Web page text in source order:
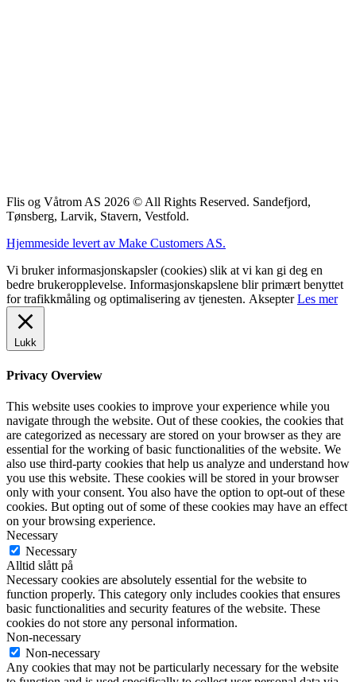
Flis og Våtrom AS 2026 © All Rights Reserved. Sandefjord,
Tønsberg, Larvik, Stavern, Vestfold.
Hjemmeside levert av Make Customers AS.
Vi bruker informasjonskapsler (cookies) slik at vi kan gi deg en
bedre brukeropplevelse. Informasjonskapslene blir primært benyttet
for trafikkmåling og optimalisering av tjenesten. Aksepter Les mer
Lukk
Privacy Overview
This website uses cookies to improve your experience while you
navigate through the website. Out of these cookies, the cookies that
are categorized as necessary are stored on your browser as they are
essential for the working of basic functionalities of the website. We
also use third-party cookies that help us analyze and understand how
you use this website. These cookies will be stored in your browser
only with your consent. You also have the option to opt-out of these
cookies. But opting out of some of these cookies may have an effect
on your browsing experience.
Necessary
Necessary
Alltid slått på
Necessary cookies are absolutely essential for the website to
function properly. This category only includes cookies that ensures
basic functionalities and security features of the website. These
cookies do not store any personal information.
Non-necessary
Non-necessary
Any cookies that may not be particularly necessary for the website